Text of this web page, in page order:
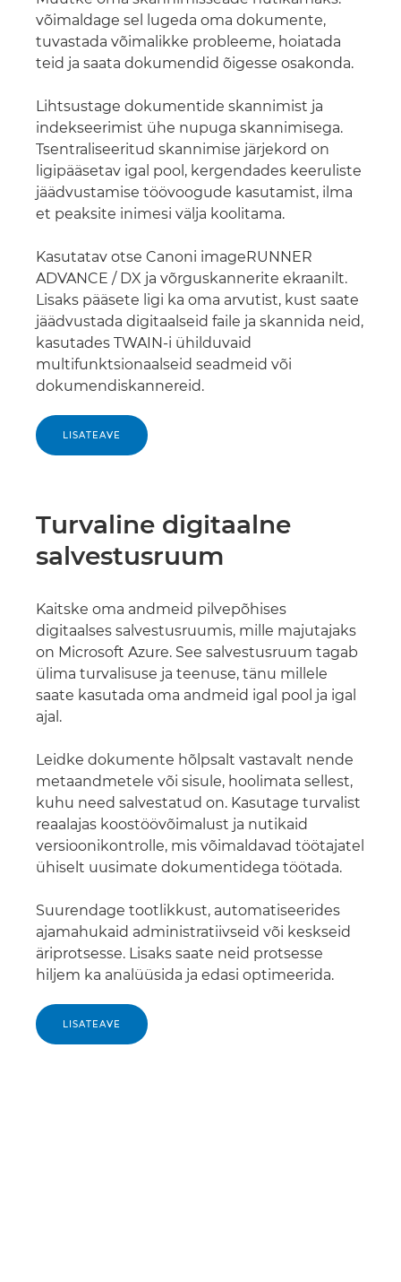
võimaldage sel lugeda oma dokumente,
tuvastada võimalikke probleeme, hoiatada
teid ja saata dokumendid õigesse osakonda.
Lihtsustage dokumentide skannimist ja
indekseerimist ühe nupuga skannimisega.
Tsentraliseeritud skannimise järjekord on
ligipääsetav igal pool, kergendades keeruliste
jäädvustamise töövoogude kasutamist, ilma
et peaksite inimesi välja koolitama.
Kasutatav otse Canoni imageRUNNER
ADVANCE / DX ja võrguskannerite ekraanilt.
Lisaks pääsete ligi ka oma arvutist, kust saate
jäädvustada digitaalseid faile ja skannida neid,
kasutades TWAIN-i ühilduvaid
multifunktsionaalseid seadmeid või
dokumendiskannereid.
LISATEAVE
Turvaline digitaalne
salvestusruum
Kaitske oma andmeid pilvepõhises
digitaalses salvestusruumis, mille majutajaks
on Microsoft Azure. See salvestusruum tagab
ülima turvalisuse ja teenuse, tänu millele
saate kasutada oma andmeid igal pool ja igal
ajal.
Leidke dokumente hõlpsalt vastavalt nende
metaandmetele või sisule, hoolimata sellest,
kuhu need salvestatud on. Kasutage turvalist
reaalajas koostöövõimalust ja nutikaid
versioonikontrolle, mis võimaldavad töötajatel
ühiselt uusimate dokumentidega töötada.
Suurendage tootlikkust, automatiseerides
ajamahukaid administratiivseid või keskseid
äriprotsesse. Lisaks saate neid protsesse
hiljem ka analüüsida ja edasi optimeerida.
LISATEAVE